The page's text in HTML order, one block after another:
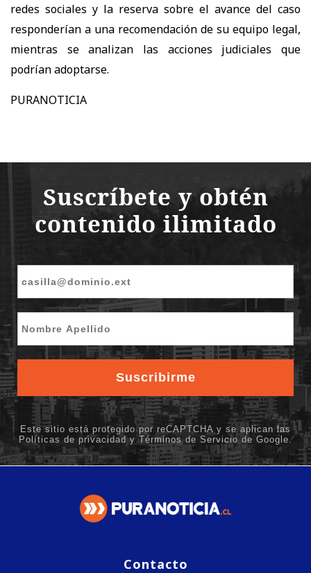
redes sociales y la reserva sobre el avance del caso
responderían a una recomendación de su equipo legal,
mientras se analizan las acciones judiciales que
podrían adoptarse.
PURANOTICIA
Contacto